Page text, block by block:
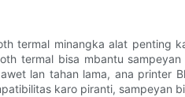
termal minangka alat
termal bisa mbantu
lan tahan lama, ana printer
karo piranti, sampeyan